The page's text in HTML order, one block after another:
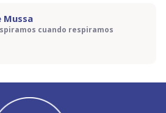
Mussa
cuando respiramos